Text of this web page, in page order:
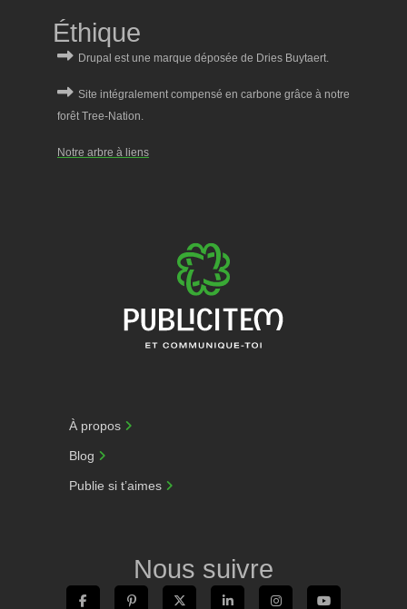
Éthique
Notre arbre à liens
À propos
Blog
Publie si t’aimes
Nous suivre